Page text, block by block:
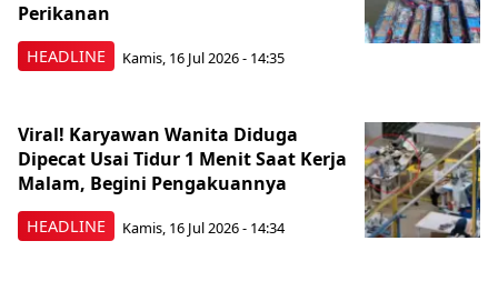
HEADLINE
Perikanan
Kamis, 16 Jul 2026 - 14:35
HEADLINE
Viral! Karyawan Wanita Diduga
Dipecat Usai Tidur 1 Menit Saat Kerja
Malam, Begini Pengakuannya
Kamis, 16 Jul 2026 - 14:34